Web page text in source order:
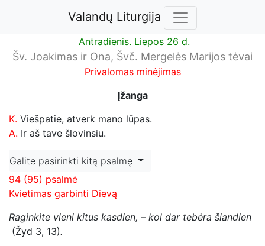
Valandų Liturgija
Antradienis. Liepos 26 d.
Šv. Joakimas ir Ona, Švč. Mergelės Marijos tėvai
Privalomas minėjimas
Įžanga
K. Viešpatie, atverk mano lūpas.
A. Ir aš tave šlovinsiu.
Galite pasirinkti kitą psalmę
94 (95) psalmė
Kvietimas garbinti Dievą
Raginkite vieni kitus kasdien, – kol dar tebėra šiandien
(Žyd 3, 13).